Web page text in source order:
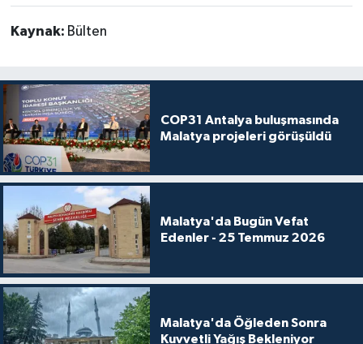
Kaynak: Bülten
COP31 Antalya buluşmasında
Malatya projeleri görüşüldü
Malatya'da Bugün Vefat
Edenler - 25 Temmuz 2026
Malatya'da Öğleden Sonra
Kuvvetli Yağış Bekleniyor